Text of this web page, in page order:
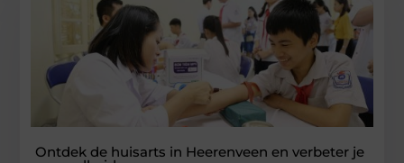
Ontdek de huisarts in Heerenveen en verbeter je